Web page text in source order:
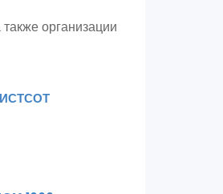
организации